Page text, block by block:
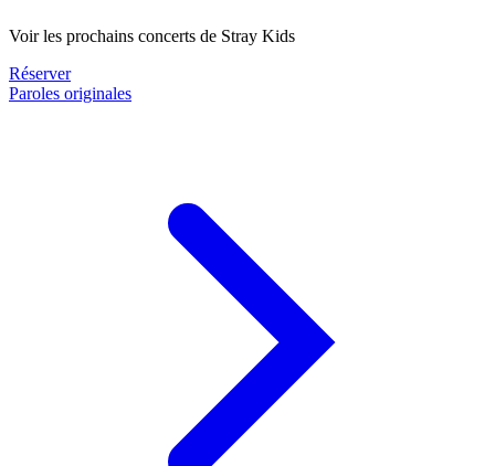
Voir les prochains concerts de Stray Kids
Réserver
Paroles originales